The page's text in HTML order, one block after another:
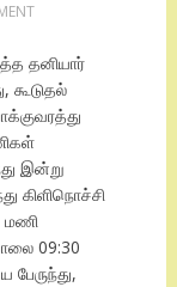
தனியார்
கூடுதல்
இன்று
கிளிநொச்சி
மணி
09:30